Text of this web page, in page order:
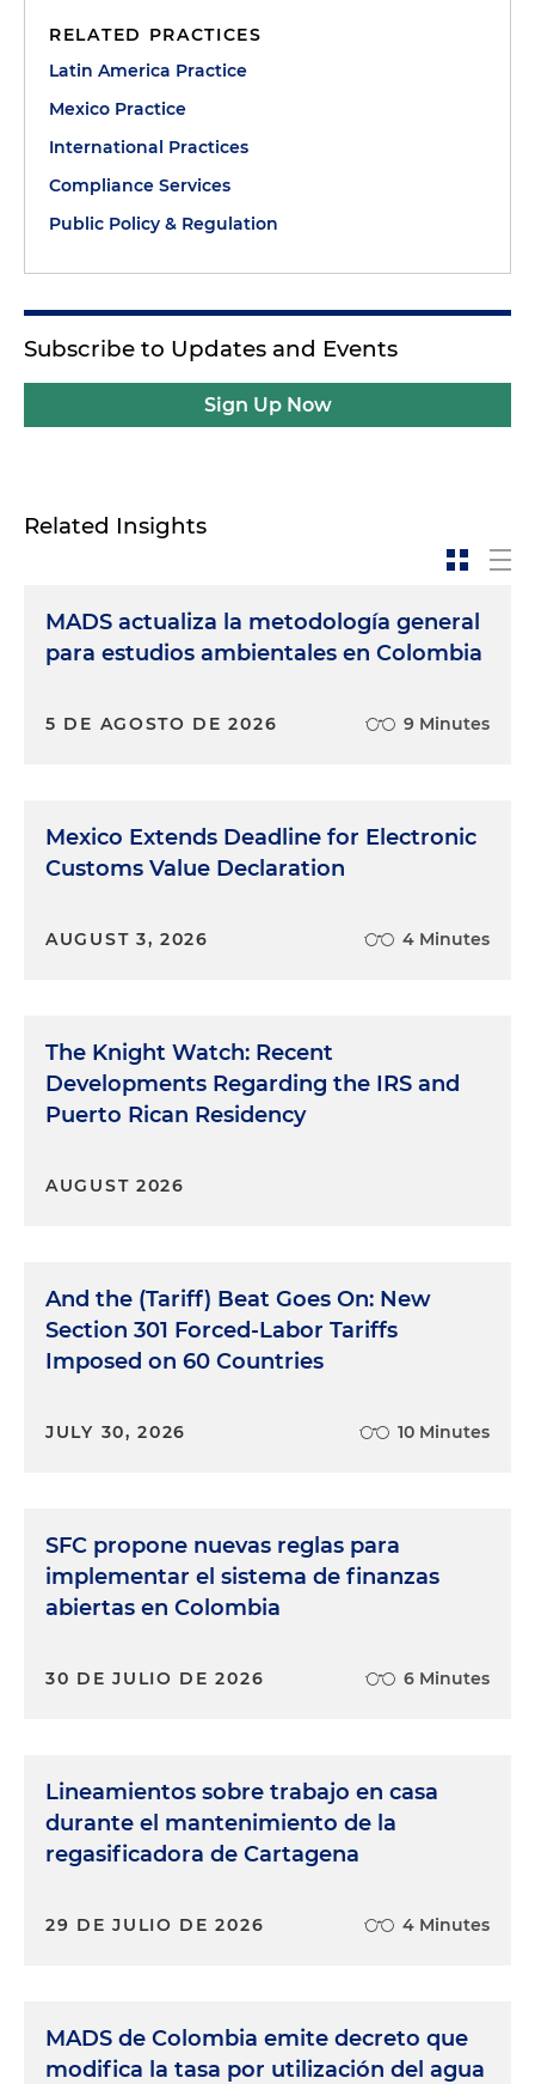
RELATED PRACTICES
Latin America Practice
Mexico Practice
International Practices
Compliance Services
Public Policy & Regulation
Subscribe to Updates and Events
Sign Up Now
Related Insights
MADS actualiza la metodología general
para estudios ambientales en Colombia
5 DE AGOSTO DE 2026 9 Minutes
Mexico Extends Deadline for Electronic
Customs Value Declaration
AUGUST 3, 2026 4 Minutes
The Knight Watch: Recent
Developments Regarding the IRS and
Puerto Rican Residency
AUGUST 2026
And the (Tariff) Beat Goes On: New
Section 301 Forced-Labor Tariffs
Imposed on 60 Countries
JULY 30, 2026 10 Minutes
SFC propone nuevas reglas para
implementar el sistema de finanzas
abiertas en Colombia
30 DE JULIO DE 2026 6 Minutes
Lineamientos sobre trabajo en casa
durante el mantenimiento de la
regasificadora de Cartagena
29 DE JULIO DE 2026 4 Minutes
MADS de Colombia emite decreto que
modifica la tasa por utilización del agua